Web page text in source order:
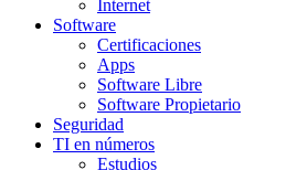
Internet
Software
Certificaciones
Apps
Software Libre
Software Propietario
Seguridad
TI en números
Estudios